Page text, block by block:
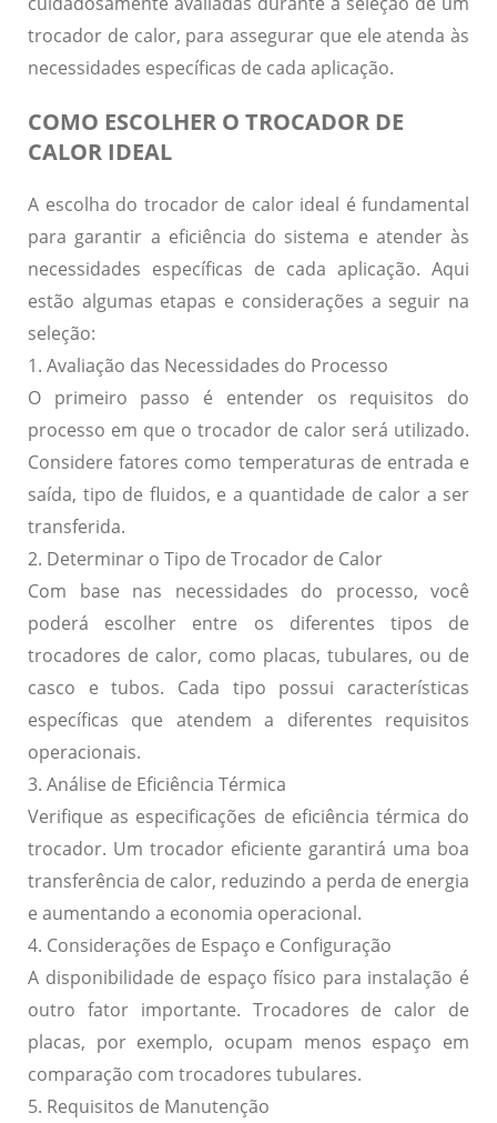
trocador de calor, para assegurar que ele atenda às
necessidades específicas de cada aplicação.
COMO ESCOLHER O TROCADOR DE
CALOR IDEAL
A escolha do trocador de calor ideal é fundamental
para garantir a eficiência do sistema e atender às
necessidades específicas de cada aplicação. Aqui
estão algumas etapas e considerações a seguir na
seleção:
1. Avaliação das Necessidades do Processo
O primeiro passo é entender os requisitos do
processo em que o trocador de calor será utilizado.
Considere fatores como temperaturas de entrada e
saída, tipo de fluidos, e a quantidade de calor a ser
transferida.
2. Determinar o Tipo de Trocador de Calor
Com base nas necessidades do processo, você
poderá escolher entre os diferentes tipos de
trocadores de calor, como placas, tubulares, ou de
casco e tubos. Cada tipo possui características
específicas que atendem a diferentes requisitos
operacionais.
3. Análise de Eficiência Térmica
Verifique as especificações de eficiência térmica do
trocador. Um trocador eficiente garantirá uma boa
transferência de calor, reduzindo a perda de energia
e aumentando a economia operacional.
4. Considerações de Espaço e Configuração
A disponibilidade de espaço físico para instalação é
outro fator importante. Trocadores de calor de
placas, por exemplo, ocupam menos espaço em
comparação com trocadores tubulares.
5. Requisitos de Manutenção